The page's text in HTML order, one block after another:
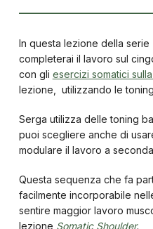
In questa lezione della serie
completerai il lavoro sul
con gli esercizi somatici
lezione, utilizzando le
Serga utilizza delle toning
puoi scegliere anche di
modulare il lavoro a
Questa sequenza che fa
facilmente incorporabile
sentire maggior lavoro
lezione Somatic Shoulder.